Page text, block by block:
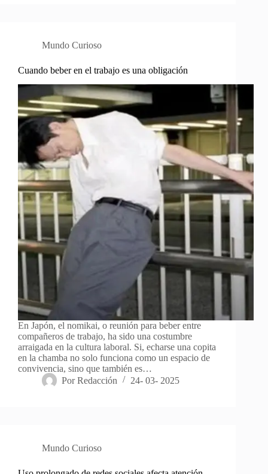
Mundo Curioso
Cuando beber en el trabajo es una obligación
En Japón, el nomikai, o reunión para beber entre
compañeros de trabajo, ha sido una costumbre
arraigada en la cultura laboral. Si, echarse una copita
en la chamba no solo funciona como un espacio de
convivencia, sino que también es…
Por Redacción 24- 03- 2025
Mundo Curioso